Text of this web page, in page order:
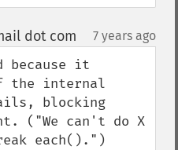
dot com 7 years ago
because it
the internal
blocking
("We can't do X
each().")